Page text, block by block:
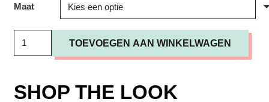
Maat
Otis
Pants
TOEVOEGEN AAN WINKELWAGEN
SHOP THE LOOK